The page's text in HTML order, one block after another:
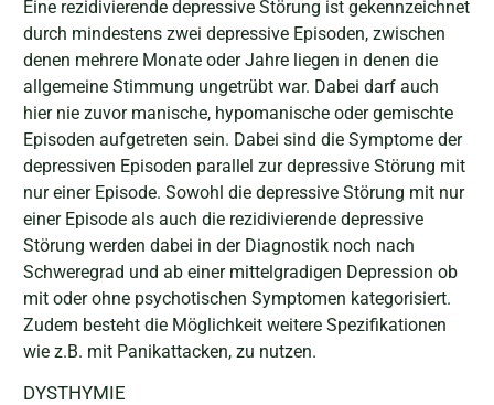
Eine rezidivierende depressive Störung ist gekennzeichnet
durch mindestens zwei depressive Episoden, zwischen
denen mehrere Monate oder Jahre liegen in denen die
allgemeine Stimmung ungetrübt war. Dabei darf auch
hier nie zuvor manische, hypomanische oder gemischte
Episoden aufgetreten sein. Dabei sind die Symptome der
depressiven Episoden parallel zur depressive Störung mit
nur einer Episode. Sowohl die depressive Störung mit nur
einer Episode als auch die rezidivierende depressive
Störung werden dabei in der Diagnostik noch nach
Schweregrad und ab einer mittelgradigen Depression ob
mit oder ohne psychotischen Symptomen kategorisiert.
Zudem besteht die Möglichkeit weitere Spezifikationen
wie z.B. mit Panikattacken, zu nutzen.
DYSTHYMIE